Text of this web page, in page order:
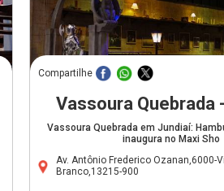
Compartilhe
Vassoura Quebrada
Vassoura Quebrada em Jundiaí:
inaugura no Maxi Sho
Av. Antônio Frederico Ozanan,6000-
Branco,13215-900